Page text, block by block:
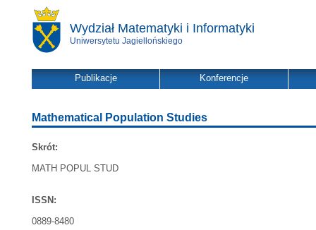
Wydział Matematyki i Informatyki
Uniwersytetu Jagiellońskiego
Publikacje Konferencje
Mathematical Population Studies
Skrót:
MATH POPUL STUD
ISSN:
0889-8480